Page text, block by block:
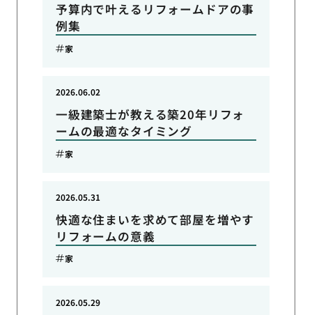
予算内で叶えるリフォームドアの事
例集
家
一級建築士が教える築20年リフォ
ームの最適なタイミング
2026.06.02
家
快適な住まいを求めて部屋を増やす
リフォームの意義
2026.05.31
家
2026.05.29